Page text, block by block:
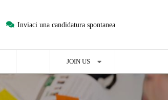
Inviaci una candidatura spontanea
JOIN US